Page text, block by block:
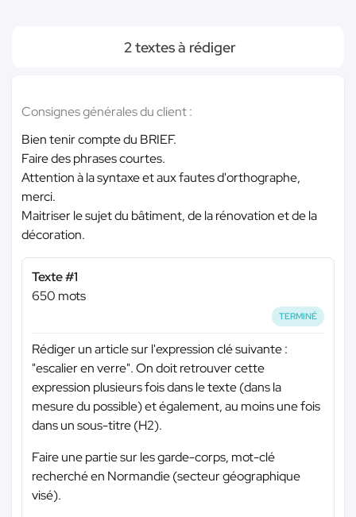
2 textes à rédiger
Consignes générales du client :
Bien tenir compte du BRIEF.
Faire des phrases courtes.
Attention à la syntaxe et aux fautes d'orthographe,
merci.
Maitriser le sujet du bâtiment, de la rénovation et de la
décoration.
Texte #1
650 mots
TERMINÉ
Rédiger un article sur l'expression clé suivante :
"escalier en verre". On doit retrouver cette
expression plusieurs fois dans le texte (dans la
mesure du possible) et également, au moins une fois
dans un sous-titre (H2).
Faire une partie sur les garde-corps, mot-clé
recherché en Normandie (secteur géographique
visé).